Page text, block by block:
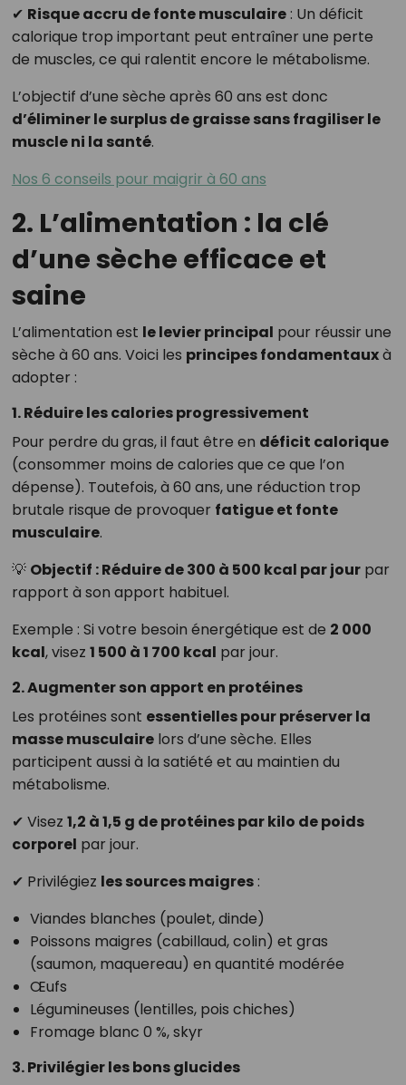
✔ Risque accru de fonte musculaire: Un déficit
calorique trop important peut entraîner une perte
de muscles, ce qui ralentit encore le métabolisme.
L’objectif d’une sèche après 60 ans est donc
d’éliminer le surplus de graisse sans fragiliser le
muscle ni la santé.
Nos 6 conseils pour maigrir à 60 ans
2. L’alimentation : la clé
d’une sèche efficace et
saine
L’alimentation est le levier principal pour réussir une
sèche à 60 ans. Voici les principes fondamentauxà
adopter :
1. Réduire les calories progressivement
Pour perdre du gras, il faut être en déficit calorique
(consommer moins de calories que ce que l’on
dépense). Toutefois, à 60 ans, une réduction trop
brutale risque de provoquer fatigue et fonte
musculaire.
💡 Objectif : Réduire de 300 à 500 kcal par jourpar
rapport à son apport habituel.
Exemple : Si votre besoin énergétique est de 2 000
kcal, visez 1 500 à 1 700 kcal par jour.
2. Augmenter son apport en protéines
Les protéines sont essentielles pour préserver la
masse musculairelors d’une sèche. Elles
participent aussi à la satiété et au maintien du
métabolisme.
✔ Visez 1,2 à 1,5 g de protéines par kilo de poids
corporel par jour.
✔ Privilégiez les sources maigres:
Viandes blanches (poulet, dinde)
Poissons maigres (cabillaud, colin) et gras
(saumon, maquereau) en quantité modérée
Œufs
Légumineuses (lentilles, pois chiches)
Fromage blanc 0 %, skyr
3. Privilégier les bons glucides